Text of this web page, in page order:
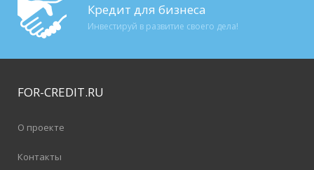
Кредит для бизнеса
Инвестируй в развитие своего дела!
FOR-CREDIT.RU
О проекте
Контакты